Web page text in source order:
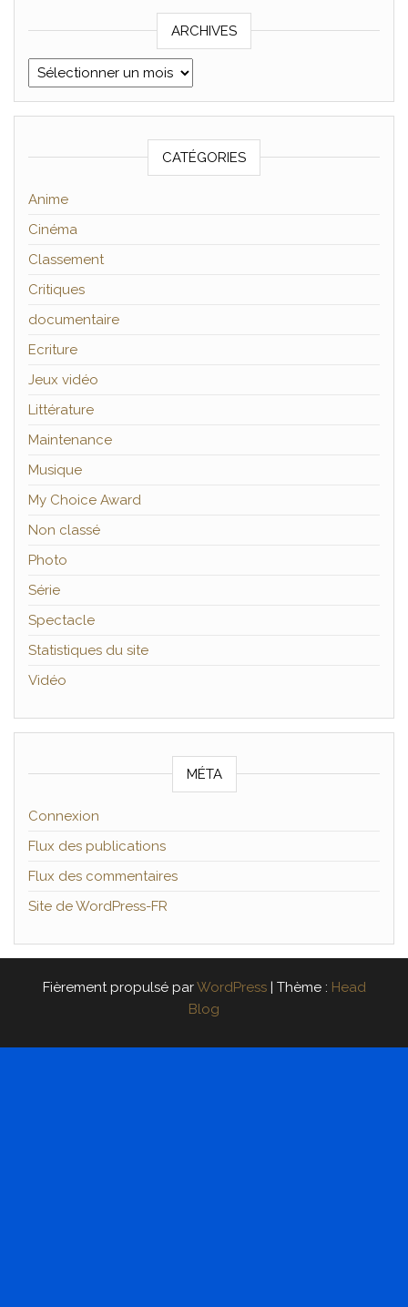
ARCHIVES
Archives
CATÉGORIES
Anime
Cinéma
Classement
Critiques
documentaire
Ecriture
Jeux vidéo
Littérature
Maintenance
Musique
My Choice Award
Non classé
Photo
Série
Spectacle
Statistiques du site
Vidéo
MÉTA
Connexion
Flux des publications
Flux des commentaires
Site de WordPress-FR
Fièrement propulsé parWordPress | Thème : Head
Blog